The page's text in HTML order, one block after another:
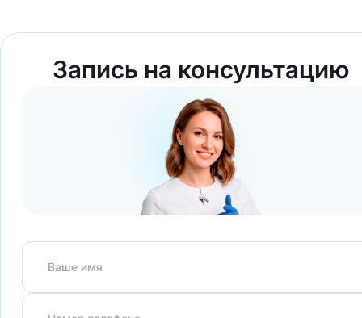
Запись на консультацию
Ваше имя